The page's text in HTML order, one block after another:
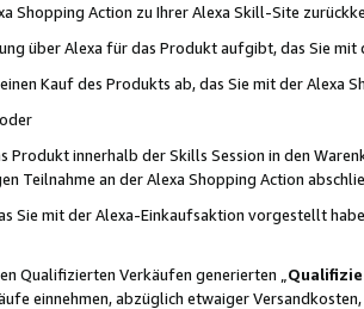
Shopping Action zu Ihrer Alexa Skill-Site
über Alexa für das Produkt aufgibt, das Sie mit
Kauf des Produkts ab, das Sie mit der Alexa
Produkt innerhalb der Skills Session in den
Teilnahme an der Alexa Shopping Action
Sie mit der Alexa-Einkaufsaktion vorgestellt
Qualifizierten Verkäufen generierten „
einnehmen, abzüglich etwaiger